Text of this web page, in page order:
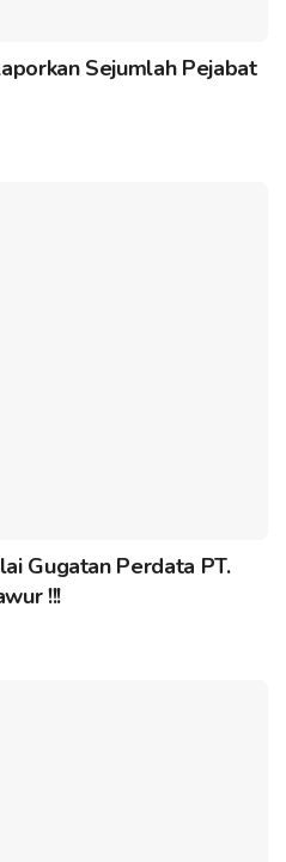
Sejumlah Pejabat
Gugatan Perdata PT.
!!!